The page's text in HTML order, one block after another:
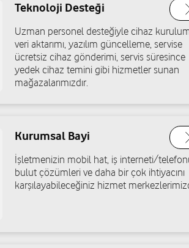
Sanayi Ve
Engelsiz mağaza
No:7 Torbalı/İzmir
1A Torbalı/İzmir
Yol
Teknoloji Desteği
Uzman personel desteğiyle cihaz
veri aktarımı, yazılım güncelleme, servise
ücretsiz cihaz gönderimi, servis süresince
yedek cihaz temini gibi hizmetler sunan
mağazalarımızdır.
Kurumsal Bayi
İşletmenizin mobil hat, iş interneti/
bulut çözümleri ve daha bir çok ihtiyacını
karşılayabileceğiniz hizmet